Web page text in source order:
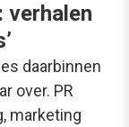
verhalen
daarbinnen
over. PR
marketing